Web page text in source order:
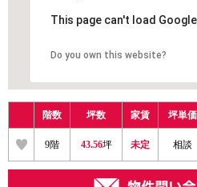
This page can't load
Do you own this website?
階数 坪数 家賃 坪単価
9階 43.56坪 未定 相談